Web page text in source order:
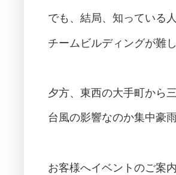
でも、結局、知っている
チームビルディングが難
夕方、東西の大手町から三
台風の影響なのか集中豪
お客様へイベントのご案内